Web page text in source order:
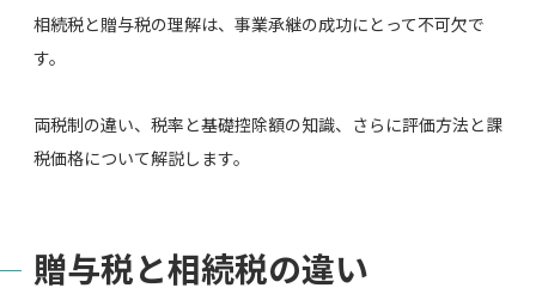
相続税と贈与税の理解は、事業承継の成功にとって不可欠で
す。
両税制の違い、税率と基礎控除額の知識、さらに評価方法と課
税価格について解説します。
贈与税と相続税の違い